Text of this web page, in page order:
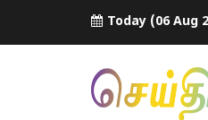
Today (06 Aug